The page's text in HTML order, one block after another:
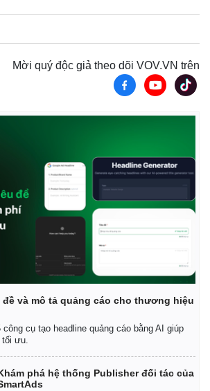
Mời quý độc giả theo dõi VOV.VN trên
và mô tả quảng cáo cho thương hiệu
cụ tạo headline quảng cáo bằng AI giúp
tối ưu.
phá hệ thống Publisher đối tác của